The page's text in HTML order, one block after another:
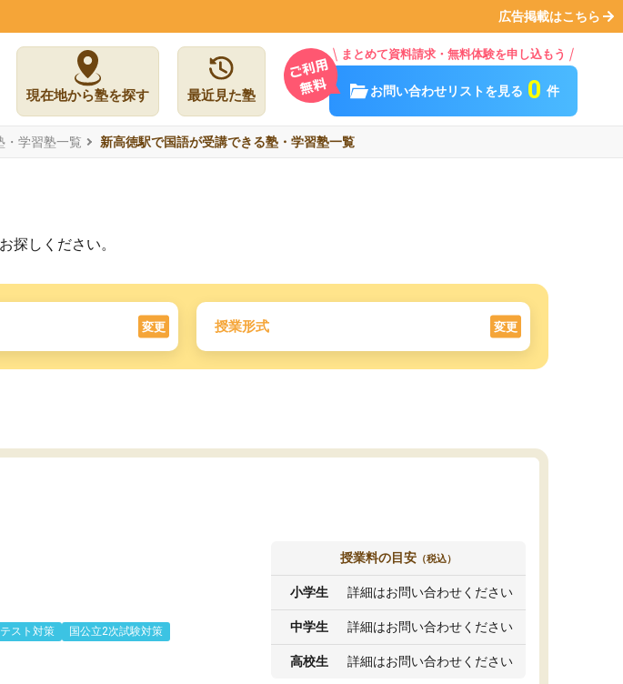
広告掲載はこちら
現在地から塾を探す 最近見た塾
まとめて資料請求・無料体験を申し込もう
お問い合わせリストを見る 0 件
・学習塾一覧 新高徳駅で国語が受講できる塾・学習塾一覧
探しください。
変更 授業形式 変更
スト対策
国公立2次試験対策
授業料の目安 （税込）
小学生 詳細はお問い合わせください
中学生 詳細はお問い合わせください
高校生 詳細はお問い合わせください